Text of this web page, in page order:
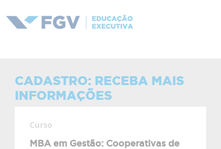
CADASTRO: RECEBA MAIS
INFORMAÇÕES
Curso
MBA em Gestão: Cooperativas de